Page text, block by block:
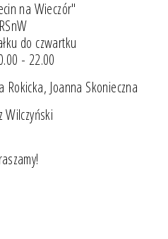
na Wieczór"
do czwartku
- 22.00
Rokicka, Joanna Skonieczna
Wilczyński